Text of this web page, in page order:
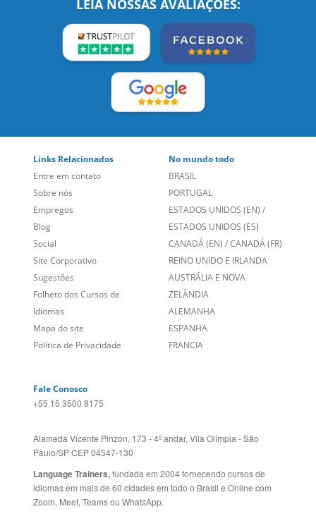
Entre em contato
Sobre nós
Empregos
Blog
Social
Site Corporativo
Sugestões
Folheto dos Cursos de
Idiomas
Mapa do site
Política de Privacidade
BRASIL
PORTUGAL
ESTADOS UNIDOS (EN)
ESTADOS UNIDOS (ES)
CANADÁ (EN)/CANADÁ (FR)
REINO UNIDO E IRLANDA
AUSTRÁLIA E NOVA
ZELÂNDIA
ALEMANHA
ESPANHA
FRANCIA
+55 15 3500 8175
Paulo/SP CEP 04547-130
Language Trainers,fundada em 2004 fornecendo cursos de
idiomas em mais de 60 cidades em todo o Brasil e Online com
Zoom, Meet, Teams ou WhatsApp.